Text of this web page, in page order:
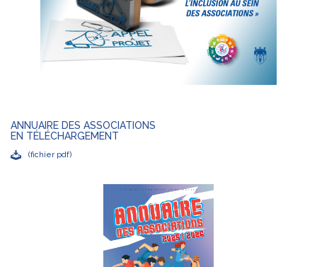
ANNUAIRE DES ASSOCIATIONS
EN TÉLÉCHARGEMENT
(fichier pdf)